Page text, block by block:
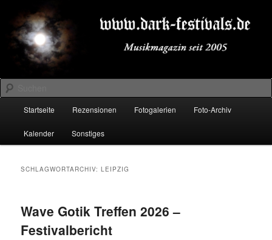
primären
Inhalt
springen
sekundären
Inhalt
springenDARK-FESTIVALS.DE
Suchen
Startseite Rezensionen Fotogalerien Foto-Archiv
Kalender Sonstiges
SCHLAGWORTARCHIV:LEIPZIG
Wave Gotik Treffen 2026 –
Festivalbericht